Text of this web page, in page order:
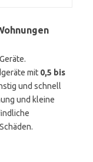
mit 0,5 bis
und schnell
und kleine